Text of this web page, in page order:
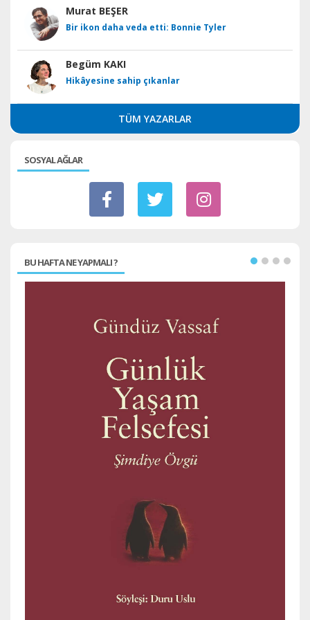
Murat BEŞER
Bir ikon daha veda etti: Bonnie Tyler
Begüm KAKI
Hikâyesine sahip çıkanlar
TÜM YAZARLAR
SOSYAL AĞLAR
BU HAFTA NE YAPMALI ?